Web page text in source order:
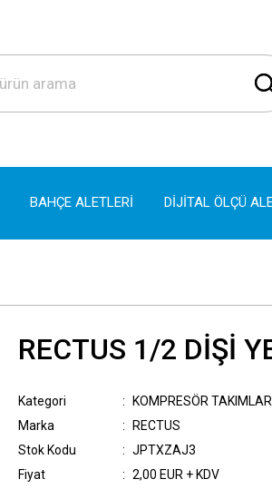
BAHÇE ALETLERİ DİJİTAL ÖLÇÜ
RECTUS 1/2 DİŞİ
Kategori
KOMPRESÖR TAKIMLARI
Marka
RECTUS
Stok Kodu
JPTXZAJ3
Fiyat
2,00 EUR + KDV